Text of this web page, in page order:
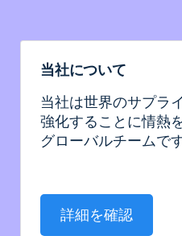
当社について
当社は世界のサプラ
強化することに情熱
グローバルチームです
詳細を確認